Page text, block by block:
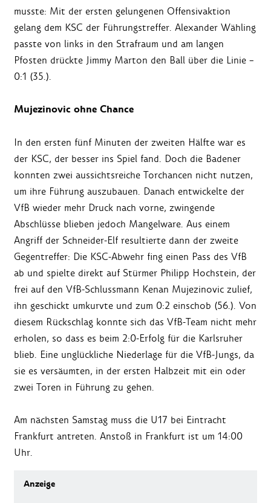
musste: Mit der ersten gelungenen Offensivaktion
gelang dem KSC der Führungstreffer. Alexander Wähling
passte von links in den Strafraum und am langen
Pfosten drückte Jimmy Marton den Ball über die Linie –
0:1 (35.).
Mujezinovic ohne Chance
In den ersten fünf Minuten der zweiten Hälfte war es
der KSC, der besser ins Spiel fand. Doch die Badener
konnten zwei aussichtsreiche Torchancen nicht nutzen,
um ihre Führung auszubauen. Danach entwickelte der
VfB wieder mehr Druck nach vorne, zwingende
Abschlüsse blieben jedoch Mangelware. Aus einem
Angriff der Schneider-Elf resultierte dann der zweite
Gegentreffer: Die KSC-Abwehr fing einen Pass des VfB
ab und spielte direkt auf Stürmer Philipp Hochstein, der
frei auf den VfB-Schlussmann Kenan Mujezinovic zulief,
ihn geschickt umkurvte und zum 0:2 einschob (56.). Von
diesem Rückschlag konnte sich das VfB-Team nicht mehr
erholen, so dass es beim 2:0-Erfolg für die Karlsruher
blieb. Eine unglückliche Niederlage für die VfB-Jungs, da
sie es versäumten, in der ersten Halbzeit mit ein oder
zwei Toren in Führung zu gehen.
Am nächsten Samstag muss die U17 bei Eintracht
Frankfurt antreten. Anstoß in Frankfurt ist um 14:00
Uhr.